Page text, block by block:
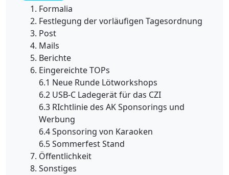
Formalia
Festlegung der vorläufigen Tagesordnung
Post
Mails
Berichte
Eingereichte TOPs
6.1 Neue Runde Lötworkshops
6.2 USB-C Ladegerät für das CZI
6.3 RIchtlinie des AK Sponsorings und
Werbung
6.4 Sponsoring von Karaoken
6.5 Sommerfest Stand
Öffentlichkeit
Sonstiges